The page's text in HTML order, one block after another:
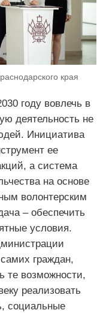
края
году вовлечь в
деятельность не
Инициатива
ее
а система
на основе
волонтерским
– обеспечить
условия.
граждан,
те возможности,
реализовать
социальные